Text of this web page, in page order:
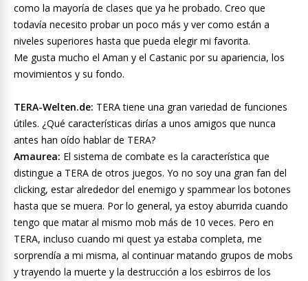
como la mayoría de clases que ya he probado. Creo que
todavía necesito probar un poco más y ver como están a
niveles superiores hasta que pueda elegir mi favorita.
Me gusta mucho el Aman y el Castanic por su apariencia, los
movimientos y su fondo.
TERA-Welten.de: TERA tiene una gran variedad de funciones
útiles. ¿Qué características dirías a unos amigos que nunca
antes han oído hablar de TERA?
Amaurea: El sistema de combate es la característica que
distingue a TERA de otros juegos. Yo no soy una gran fan del
clicking, estar alrededor del enemigo y spammear los botones
hasta que se muera. Por lo general, ya estoy aburrida cuando
tengo que matar al mismo mob más de 10 veces. Pero en
TERA, incluso cuando mi quest ya estaba completa, me
sorprendía a mi misma, al continuar matando grupos de mobs
y trayendo la muerte y la destrucción a los esbirros de los